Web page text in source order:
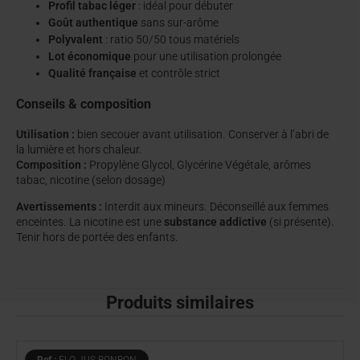
Profil tabac léger : idéal pour débuter
Goût authentique sans sur-arôme
Polyvalent : ratio 50/50 tous matériels
Lot économique pour une utilisation prolongée
Qualité française et contrôle strict
Conseils & composition
Utilisation : bien secouer avant utilisation. Conserver à l’abri de
la lumière et hors chaleur.
Composition : Propylène Glycol, Glycérine Végétale, arômes
tabac, nicotine (selon dosage)
Avertissements : Interdit aux mineurs. Déconseillé aux femmes
enceintes. La nicotine est une substance addictive (si présente).
Tenir hors de portée des enfants.
Produits similaires